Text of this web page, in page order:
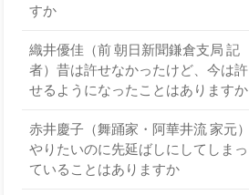
すか
織井優佳（前 朝日新聞鎌倉支局 記
者）昔は許せなかったけど、今は許
せるようになったことはありますか
赤井慶子（舞踊家・阿華井流 家元）
やりたいのに先延ばしにしてしまっ
ていることはありますか